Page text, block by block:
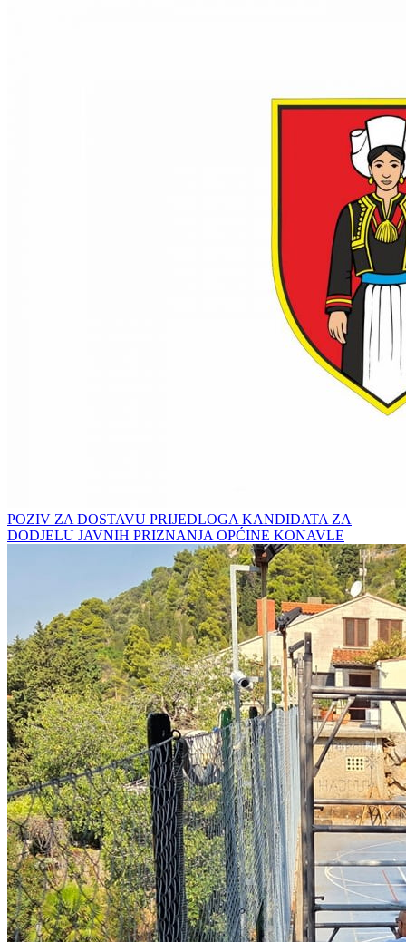
POZIV ZA DOSTAVU PRIJEDLOGA KANDIDATA ZA
DODJELU JAVNIH PRIZNANJA OPĆINE KONAVLE